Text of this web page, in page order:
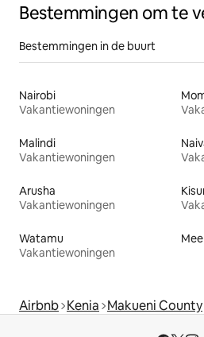
Bestemmingen om te
Bestemmingen in de buurt
Nairobi
Vakantiewoningen
Malindi
Vakantiewoningen
Arusha
Vakantiewoningen
Watamu
Vakantiewoningen
Airbnb Kenia Makueni County